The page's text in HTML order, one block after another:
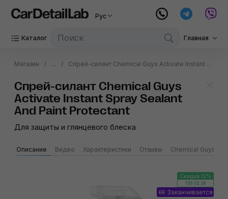
Рус
Каталог Главная
Магазин ... Спрей-силант Chemical Guys Activate Instant Spray Sealant And Paint Protectant
Спрей-силант Chemical Guys
Activate Instant Spray Sealant
And Paint Protectant
Для защиты и глянцевого блеска
Описание Видео Характеристики Отзывы Chemical Guys
Скидка 12%
133:02:28
Заканчивается